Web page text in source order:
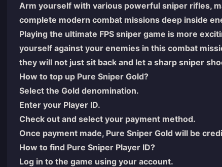
Arm yourself with various powerful sniper rifles,
complete modern combat missions deep inside
Playing the ultimate FPS sniper game is more
yourself against your enemies in this combat
they will not just sit back and let a sharp sniper
How to top up Pure Sniper Gold?
Select the Gold denomination.
Enter your Player ID.
Check out and select your payment method.
Once payment made, Pure Sniper Gold will be
How to find Pure Sniper Player ID?
Log in to the game using your account.